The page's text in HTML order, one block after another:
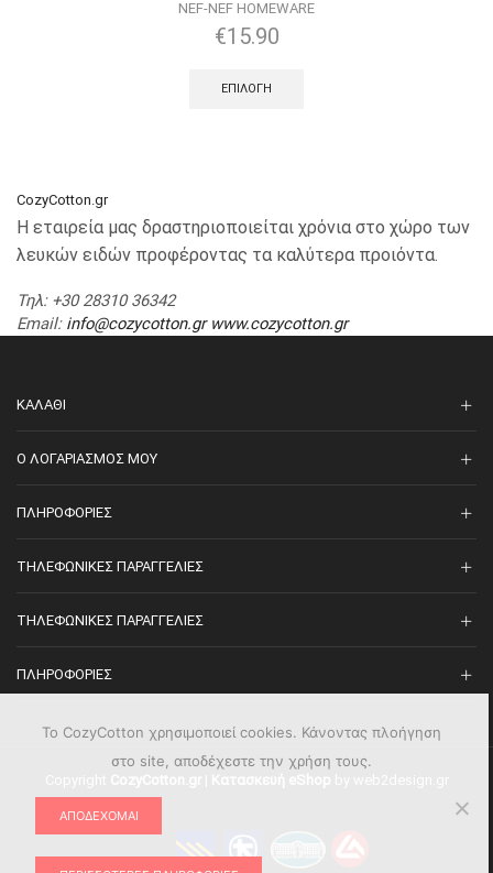
NEF-NEF HOMEWARE
€15.90
ΕΠΙΛΟΓΉ
CozyCotton.gr
Η εταιρεία μας δραστηριοποιείται χρόνια στο χώρο των
λευκών ειδών προφέροντας τα καλύτερα προιόντα.
Τηλ: +30 28310 36342
Email: info@cozycotton.gr www.cozycotton.gr
ΚΑΛΆΘΙ
O ΛΟΓΑΡΙΑΣΜΌΣ ΜΟΥ
ΠΛΗΡΟΦΟΡΊΕΣ
ΤΗΛΕΦΩΝΙΚΈΣ ΠΑΡΑΓΓΕΛΊΕΣ
ΤΗΛΕΦΩΝΙΚΈΣ ΠΑΡΑΓΓΕΛΊΕΣ
ΠΛΗΡΟΦΟΡΊΕΣ
Το CozyCotton χρησιμοποιεί cookies. Κάνοντας πλοήγηση
στο site, αποδέχεστε την χρήση τους.
ΑΠΟΔΈΧΟΜΑΙ